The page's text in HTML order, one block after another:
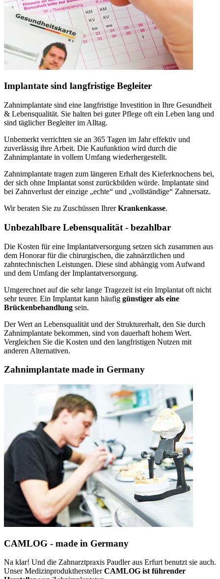
Implantate sind langfristige Begleiter
Zahnimplantate sind eine langfristige Investition in Ihre Gesundheit
& Lebensqualität. Sie halten bei guter Pflege oft ein Leben lang und
sind täglicher Begleiter im Alltag.
Unbemerkt verrichten sie an 365 Tagen im Jahr effektiv und
zuverlässig ihre Arbeit. Die Kaufunktion wird durch die
Zahnimplantate in vollem Umfang wiederhergestellt.
Zahnimplantate tragen zum längeren Erhalt des Kieferknochens bei,
der sich ohne Implantat sonst zurückbilden würde. Implantate sind
bei Zahnverlust der einzige „echte“ und „vollständige“ Zahnersatz.
Wir beraten Sie zu Zuschüssen IhrerKrankenkasse.
Unbezahlbare Lebensqualität - bezahlbar
Die Kosten für eine Implantatversorgung setzen sich zusammen aus
dem Honorar für die chirurgischen, die zahnärztlichen und
zahntechnischen Leistungen. Diese sind abhängig vom Aufwand
und dem Umfang der Implantatversorgung.
Umgerechnet auf die sehr lange Tragezeit ist ein Implantat oft nicht
sehr teurer. Ein Implantat kann häufig günstiger als eine
Brückenbehandlung sein.
Der Wert an Lebensqualität und der Strukturerhalt, den Sie durch
Zahnimplantate bekommen, sind von dauerhaft hohem Wert.
Vergleichen Sie die Kosten und den langfristigen Nutzen mit
anderen Alternativen.
Zahnimplantate made in Germany
CAMLOG - made in Germany
Na klar! Und die Zahnarztpraxis Paudler aus Erfurt benutzt sie auch.
Unser MedizinproduktherstellerCAMLOG ist führender